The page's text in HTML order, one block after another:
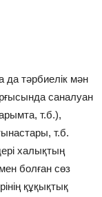
да тәрбиелік мән
саналуан
т.б.),
т.б.
халықтың
болған сөз
құқықтық